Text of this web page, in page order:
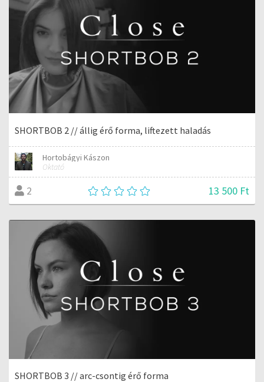
SHORTBOB 2 // állig érő forma, liftezett haladás
Hortobágyi Kászon
Oktató
2 13 500 Ft
SHORTBOB 3 // arc-csontig érő forma